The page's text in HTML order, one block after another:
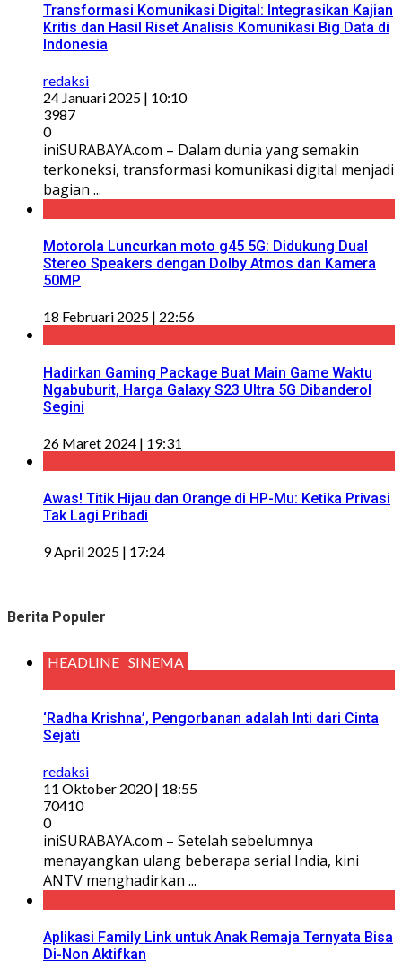
Transformasi Komunikasi Digital: Integrasikan Kajian
Kritis dan Hasil Riset Analisis Komunikasi Big Data di
Indonesia
redaksi
24 Januari 2025 | 10:10
3987
0
iniSURABAYA.com – Dalam dunia yang semakin
terkoneksi, transformasi komunikasi digital menjadi
bagian ...
Motorola Luncurkan moto g45 5G: Didukung Dual
Stereo Speakers dengan Dolby Atmos dan Kamera
50MP
18 Februari 2025 | 22:56
Hadirkan Gaming Package Buat Main Game Waktu
Ngabuburit, Harga Galaxy S23 Ultra 5G Dibanderol
Segini
26 Maret 2024 | 19:31
Awas! Titik Hijau dan Orange di HP-Mu: Ketika Privasi
Tak Lagi Pribadi
9 April 2025 | 17:24
Berita Populer
HEADLINE SINEMA
‘Radha Krishna’, Pengorbanan adalah Inti dari Cinta
Sejati
redaksi
11 Oktober 2020 | 18:55
70410
0
iniSURABAYA.com – Setelah sebelumnya
menayangkan ulang beberapa serial India, kini
ANTV menghadirkan ...
Aplikasi Family Link untuk Anak Remaja Ternyata Bisa
Di-Non Aktifkan